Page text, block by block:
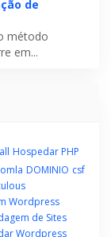
de
método
em...
Hospedar PHP
DOMINIO csf
Wordpress
de Sites
Wordpress